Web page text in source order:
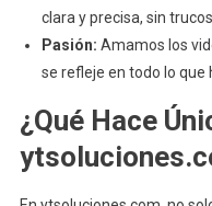
clara y precisa, sin
Pasión: Amamos los
se refleje en todo lo que
¿Qué Hace